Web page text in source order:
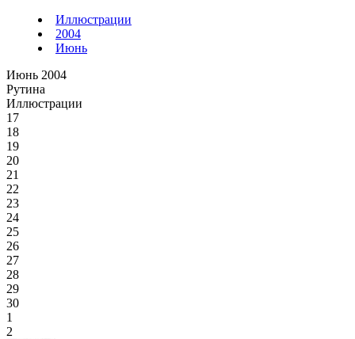
Иллюстрации
2004
Июнь
Июнь 2004
Рутина
Иллюстрации
17
18
19
20
21
22
23
24
25
26
27
28
29
30
1
2